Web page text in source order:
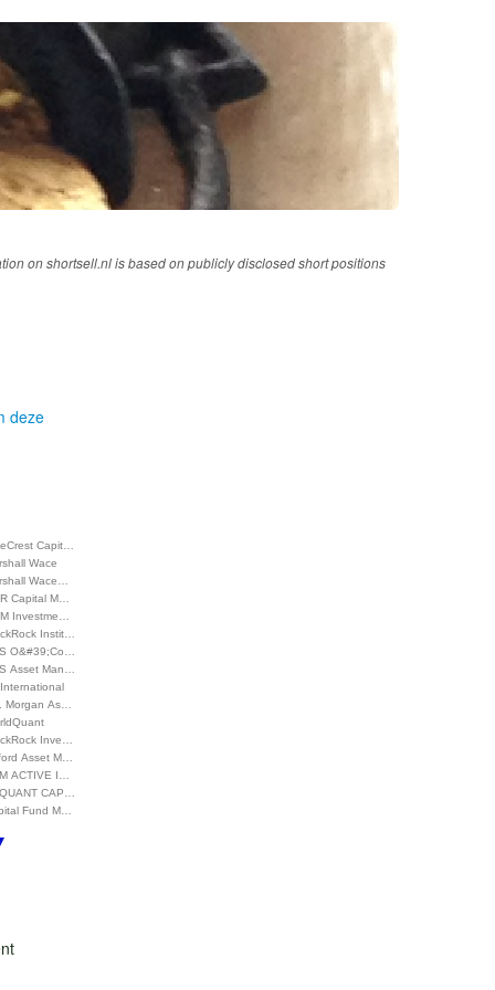
on shortsell.nl is based on publicly disclosed short positions
deze
Capit…
Wace
Wace…
Capital M…
Investme…
Instit…
O&#39;Co…
Asset Man…
Morgan As…
Inve…
Asset M…
ACTIVE I…
CAP…
Fund M…